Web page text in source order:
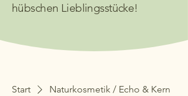
hübschen Lieblingsstücke!
Start Naturkosmetik / Echo & Kern